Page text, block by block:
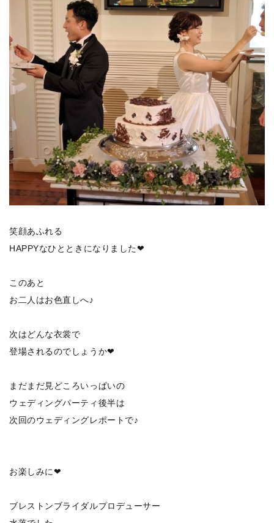
笑顔あふれる
HAPPYなひとときになりました❤
このあと
お二人はお色直しへ♪
次はどんな衣裳で
登場されるのでしょうか❤
まだまだ見どころいっぱいの
ウェディングパーティ後半は
次回のウェディングレポートで♪
お楽しみに❤
ブレストンブライダルプロデューサー